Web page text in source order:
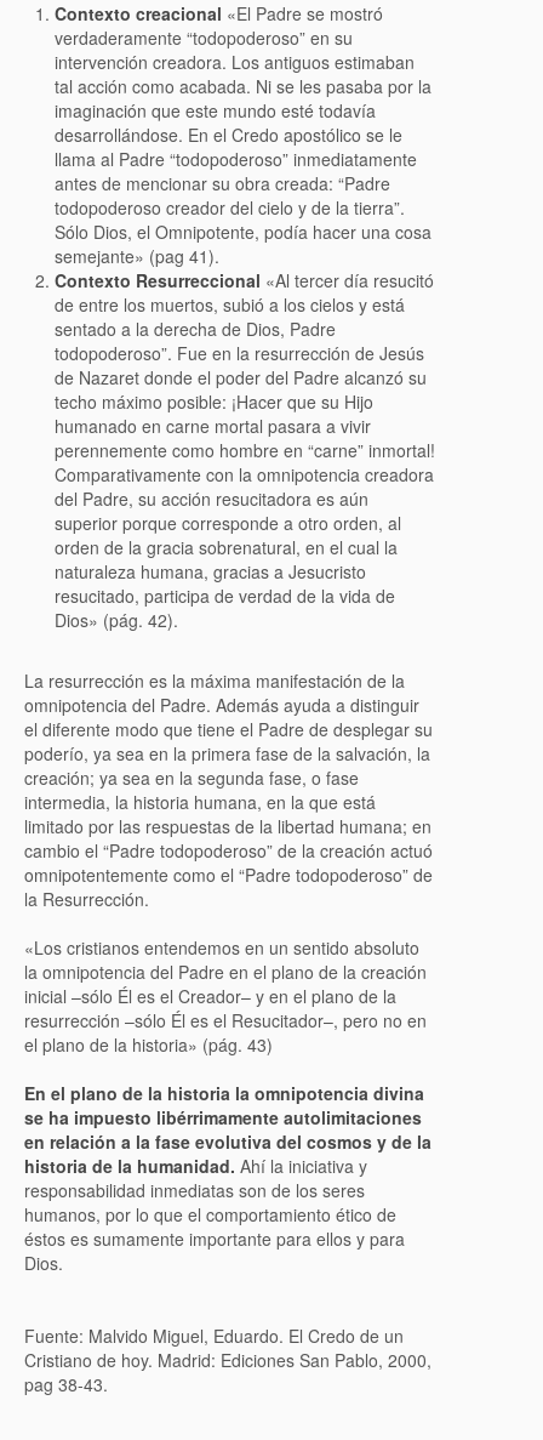
Contexto creacional «El Padre se mostró
verdaderamente “todopoderoso” en su
intervención creadora. Los antiguos estimaban
tal acción como acabada. Ni se les pasaba por la
imaginación que este mundo esté todavía
desarrollándose. En el Credo apostólico se le
llama al Padre “todopoderoso” inmediatamente
antes de mencionar su obra creada: “Padre
todopoderoso creador del cielo y de la tierra”.
Sólo Dios, el Omnipotente, podía hacer una cosa
semejante» (pag 41).
Contexto Resurreccional «Al tercer día resucitó
de entre los muertos, subió a los cielos y está
sentado a la derecha de Dios, Padre
todopoderoso”. Fue en la resurrección de Jesús
de Nazaret donde el poder del Padre alcanzó su
techo máximo posible: ¡Hacer que su Hijo
humanado en carne mortal pasara a vivir
perennemente como hombre en “carne” inmortal!
Comparativamente con la omnipotencia creadora
del Padre, su acción resucitadora es aún
superior porque corresponde a otro orden, al
orden de la gracia sobrenatural, en el cual la
naturaleza humana, gracias a Jesucristo
resucitado, participa de verdad de la vida de
Dios» (pág. 42).
La resurrección es la máxima manifestación de la
omnipotencia del Padre. Además ayuda a distinguir
el diferente modo que tiene el Padre de desplegar su
poderío, ya sea en la primera fase de la salvación, la
creación; ya sea en la segunda fase, o fase
intermedia, la historia humana, en la que está
limitado por las respuestas de la libertad humana; en
cambio el “Padre todopoderoso” de la creación actuó
omnipotentemente como el “Padre todopoderoso” de
la Resurrección.
«Los cristianos entendemos en un sentido absoluto
la omnipotencia del Padre en el plano de la creación
inicial –sólo Él es el Creador– y en el plano de la
resurrección –sólo Él es el Resucitador–, pero no en
el plano de la historia» (pág. 43)
En el plano de la historia la omnipotencia divina
se ha impuesto libérrimamente autolimitaciones
en relación a la fase evolutiva del cosmos y de la
historia de la humanidad. Ahí la iniciativa y
responsabilidad inmediatas son de los seres
humanos, por lo que el comportamiento ético de
éstos es sumamente importante para ellos y para
Dios.
Fuente: Malvido Miguel, Eduardo. El Credo de un
Cristiano de hoy. Madrid: Ediciones San Pablo, 2000,
pag 38-43.